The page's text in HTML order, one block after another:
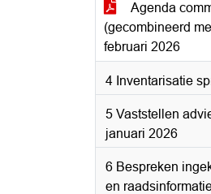
Agenda
(gecombineerd
februari 2026
4 Inventarisatie
5 Vaststellen
januari 2026
6 Bespreken
en